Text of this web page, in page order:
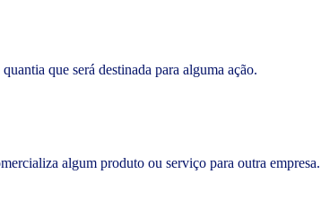
que será destinada para alguma ação.
algum produto ou serviço para outra empresa.